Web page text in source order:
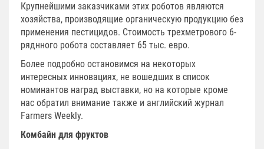
Крупнейшими заказчиками этих роботов являются
хозяйства, производящие органическую продукцию без
применения пестицидов. Стоимость трехметрового 6-
ряднного робота составляет 65 тыс. евро.
Более подробно остановимся на некоторых
интересных инновациях, не вошедших в список
номинантов наград выставки, но на которые кроме
нас обратил внимание также и английский журнал
Farmers Weekly.
Комбайн для фруктов